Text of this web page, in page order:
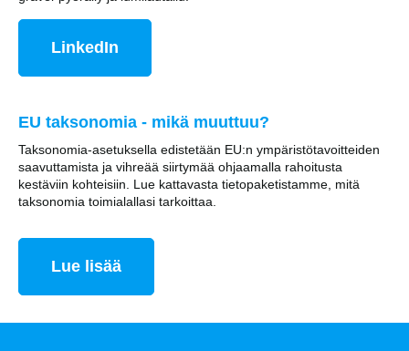
LinkedIn
EU taksonomia - mikä muuttuu?
Taksonomia-asetuksella edistetään EU:n ympäristötavoitteiden
saavuttamista ja vihreää siirtymää ohjaamalla rahoitusta
kestäviin kohteisiin. Lue kattavasta tietopaketistamme, mitä
taksonomia toimialallasi tarkoittaa.
Lue lisää